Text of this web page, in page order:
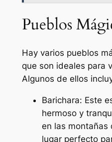
Pueblos
Hay varios pueblos
que son ideales para
Algunos de ellos
Barichara: Este
hermoso y
en las montañas
lugar perfecto